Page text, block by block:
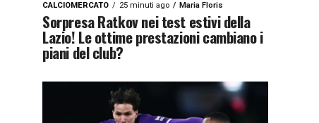
CALCIOMERCATO 25 minuti ago Maria Floris
Sorpresa Ratkov nei test estivi della
Lazio! Le ottime prestazioni cambiano i
piani del club?